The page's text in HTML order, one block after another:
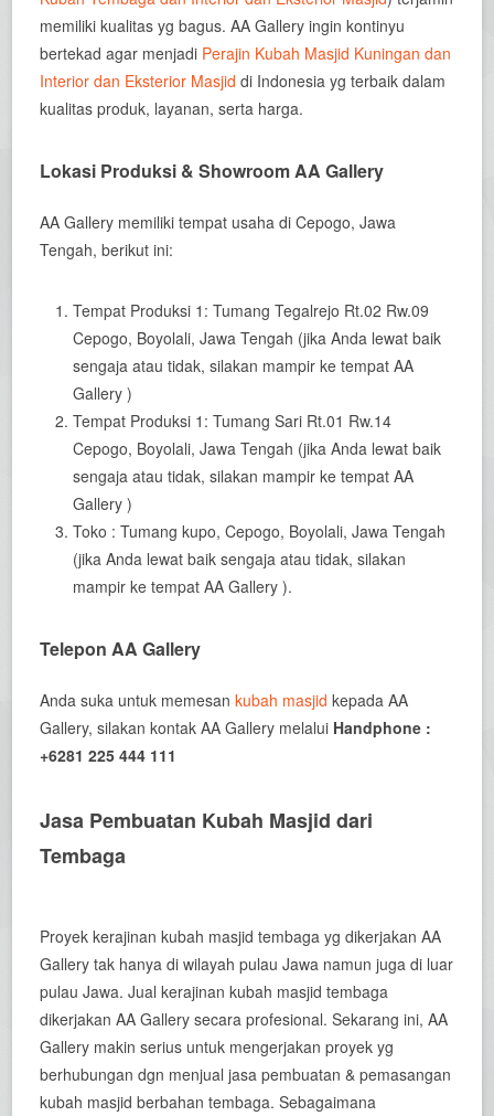
memiliki kualitas yg bagus. AA Gallery ingin kontinyu
bertekad agar menjadi Perajin Kubah Masjid Kuningan dan
Interior dan Eksterior Masjid di Indonesia yg terbaik dalam
kualitas produk, layanan, serta harga.
Lokasi Produksi & Showroom AA Gallery
AA Gallery memiliki tempat usaha di Cepogo, Jawa
Tengah, berikut ini:
Tempat Produksi 1: Tumang Tegalrejo Rt.02 Rw.09
Cepogo, Boyolali, Jawa Tengah (jika Anda lewat baik
sengaja atau tidak, silakan mampir ke tempat AA
Gallery )
Tempat Produksi 1: Tumang Sari Rt.01 Rw.14
Cepogo, Boyolali, Jawa Tengah (jika Anda lewat baik
sengaja atau tidak, silakan mampir ke tempat AA
Gallery )
Toko : Tumang kupo, Cepogo, Boyolali, Jawa Tengah
(jika Anda lewat baik sengaja atau tidak, silakan
mampir ke tempat AA Gallery ).
Telepon AA Gallery
Anda suka untuk memesankubah masjid kepada AA
Gallery, silakan kontak AA Gallery melalui Handphone :
+6281 225 444 111
Jasa Pembuatan Kubah Masjid dari
Tembaga
Proyek kerajinan kubah masjid tembaga yg dikerjakan AA
Gallery tak hanya di wilayah pulau Jawa namun juga di luar
pulau Jawa. Jual kerajinan kubah masjid tembaga
dikerjakan AA Gallery secara profesional. Sekarang ini, AA
Gallery makin serius untuk mengerjakan proyek yg
berhubungan dgn menjual jasa pembuatan & pemasangan
kubah masjid berbahan tembaga. Sebagaimana